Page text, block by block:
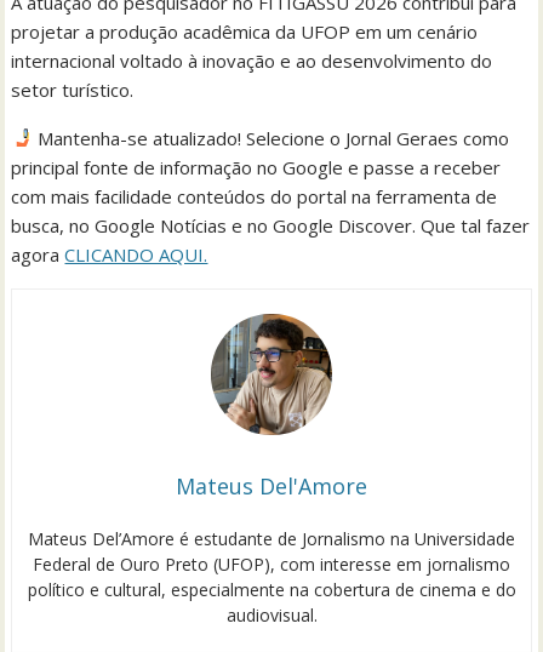
projetar a produção acadêmica da UFOP em um cenário
internacional voltado à inovação e ao desenvolvimento do
setor turístico.
Mantenha-se atualizado! Selecione o Jornal Geraes como
principal fonte de informação no Google e passe a receber
com mais facilidade conteúdos do portal na ferramenta de
busca, no Google Notícias e no Google Discover. Que tal fazer
agoraCLICANDO AQUI.
Mateus Del'Amore
Mateus Del’Amore é estudante de Jornalismo na Universidade
Federal de Ouro Preto (UFOP), com interesse em jornalismo
político e cultural, especialmente na cobertura de cinema e do
audiovisual.